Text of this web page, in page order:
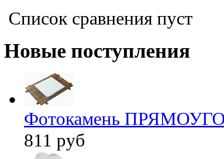
Список сравнения пуст
Новые поступления
Фотокамень
811 руб